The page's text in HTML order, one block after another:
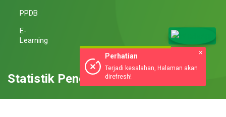
PPDB
E-
Learning
Statistik Pengunjung Website
×
Perhatian
Terjadi kesalahan, Halaman akan
direfresh!